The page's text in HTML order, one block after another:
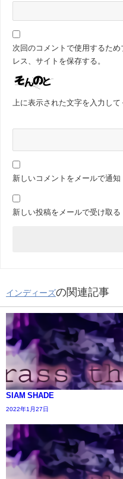
次回のコメントで使用するた
レス、サイトを保存する。
上に表示された文字を入力して
新しいコメントをメールで通知
新しい投稿をメールで受け取る
インディーズの関連記事
SIAM SHADE
2022年1月27日